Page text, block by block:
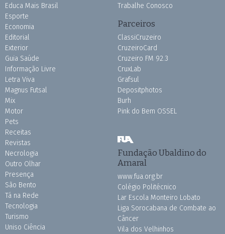
Educa Mais Brasil
Esporte
Economia
Editorial
Exterior
Guia Saúde
Informação Livre
Letra Viva
Magnus Futsal
Mix
Motor
Pets
Receitas
Revistas
Necrologia
Outro Olhar
Presença
São Bento
Tá na Rede
Tecnologia
Turismo
Uniso Ciência
Trabalhe Conosco
Parceiros
ClassiCruzeiro
CruzeiroCard
Cruzeiro FM 92.3
CruxLab
Grafsul
Depositphotos
Burh
Pink do Bem OSSEL
Fundação Ubaldino do
Amaral
www.fua.org.br
Colégio Politécnico
Lar Escola Monteiro Lobato
Liga Sorocabana de Combate ao
Câncer
Vila dos Velhinhos